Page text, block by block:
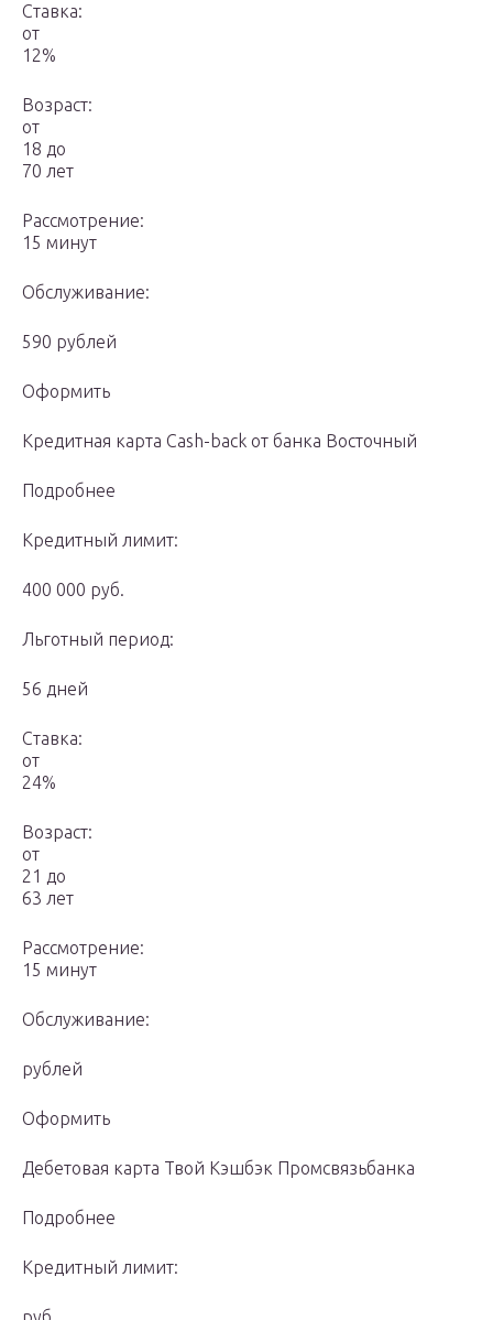
Ставка:
от
12%
Возраст:
от
18 до
70 лет
Рассмотрение:
15 минут
Обслуживание:
590 рублей
Оформить
Кредитная карта Cash-back от банка Восточный
Подробнее
Кредитный лимит:
400 000 руб.
Льготный период:
56 дней
Ставка:
от
24%
Возраст:
от
21 до
63 лет
Рассмотрение:
15 минут
Обслуживание:
рублей
Оформить
Дебетовая карта Твой Кэшбэк Промсвязьбанка
Подробнее
Кредитный лимит: